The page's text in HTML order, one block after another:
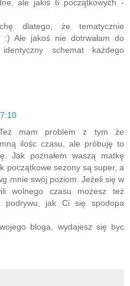
ale jakiś 6 początkowych -
dlatego, że tematycznie
:) Ale jakoś nie dotrwałam do
schemat każdego
Też mam problem z tym że
ilośc czasu, ale próbuję to
Jak poznałem waszą matkę
początkowe sezony są super, a
mnie swój poziom. Jeżeli się w
wolnego czasu możesz też
podrywu, jak Ci się spodopa
bloga, wydajesz się byc